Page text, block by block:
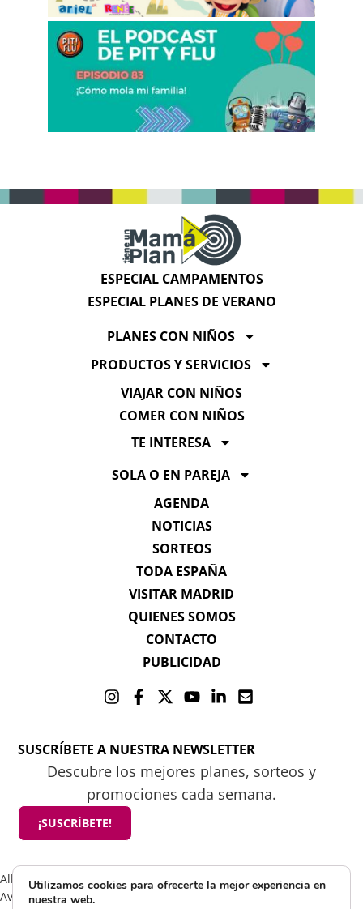
ESPECIAL CAMPAMENTOS
ESPECIAL PLANES DE VERANO
PLANES CON NIÑOS
PRODUCTOS Y SERVICIOS
VIAJAR CON NIÑOS
COMER CON NIÑOS
TE INTERESA
SOLA O EN PAREJA
AGENDA
NOTICIAS
SORTEOS
TODA ESPAÑA
VISITAR MADRID
QUIENES SOMOS
CONTACTO
PUBLICIDAD
SUSCRÍBETE A NUESTRA NEWSLETTER
Descubre los mejores planes, sorteos y
promociones cada semana.
¡SUSCRÍBETE!
All rights reserved 2025 ©Mamá tiene un plan
Aviso Legal
Utilizamos cookies para ofrecerte la mejor experiencia en
nuestra web.